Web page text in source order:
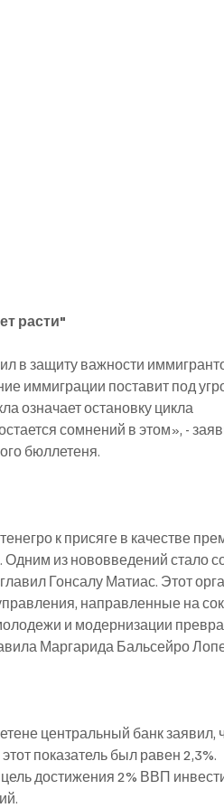
расти"
в защиту важности
иммиграции поставит под
означает остановку цикла
сомнений в этом», -
бюллетеня.
к присяге в качестве
из нововведений стало
Гонсалу Матиас. Этот
направленные на
и модернизации
Маргарида Бальсейро
центральный банк заявил,
показатель был равен 2,3%.
достижения 2% ВВП